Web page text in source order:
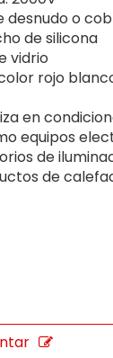
desnudo o
de silicona
vidrio
rojo
en
equipos
de
de